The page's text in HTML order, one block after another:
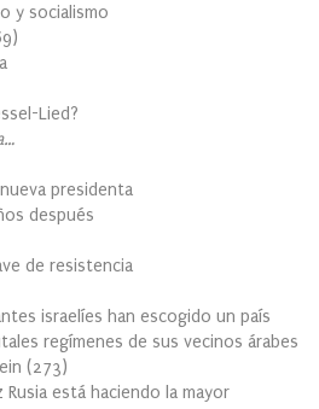
y socialismo
)
Lied?
presidenta
después
de resistencia
israelíes han escogido un país
regímenes de sus vecinos árabes
(273)
está haciendo la mayor